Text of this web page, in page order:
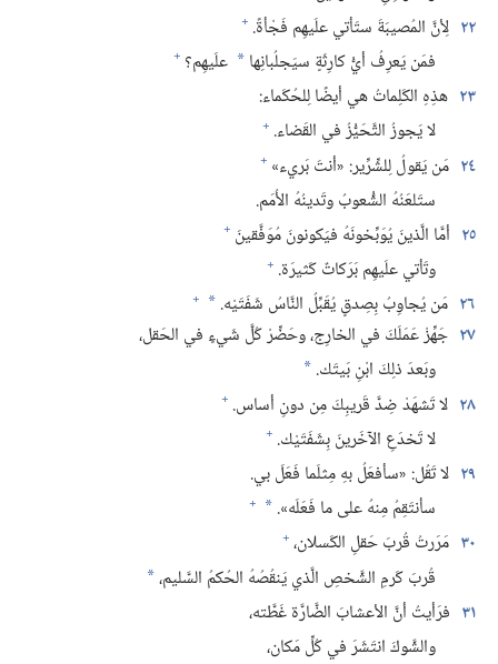
٢٢ لِأنَّ المُصيبَةَ ستَأتي علَيهِم فَجْأةً.‏ +
فمَن يَعرِفُ أيُّ كارِثَةٍ سيَجلُبانِها * علَيهِم؟‏ +
٢٣ هذِهِ الكَلِماتُ هي أيضًا لِلحُكَماء:‏
لا يَجوزُ التَّحَيُّزُ في القَضاء.‏ +
٢٤ مَن يَقولُ لِلشِّرِّير:‏ «أنتَ بَريء» +
ستَلعَنُهُ الشُّعوبُ وتَدينُهُ الأُمَم.‏
٢٥ أمَّا الَّذينَ يُوَبِّخونَهُ فيَكونونَ مُوَفَّقينَ +
وتَأتي علَيهِم بَرَكاتٌ كَثيرَة.‏ +
٢٦ مَن يُجاوِبُ بِصِدقٍ يُقَبِّلُ النَّاسُ شَفَتَيْه.‏ *
+
٢٧ جَهِّزْ عَمَلَكَ في الخارِج،‏ وحَضِّرْ كُلَّ شَيءٍ في الحَقل،‏
وبَعدَ ذلِكَ ابْنِ بَيتَك.‏ *
٢٨ لا تَشهَدْ ضِدَّ قَريبِكَ مِن دونِ أساس.‏ +
لا تَخدَعِ الآخَرينَ بِشَفَتَيْك.‏ +
٢٩ لا تَقُل:‏ «سأفعَلُ بهِ مِثلَما فَعَلَ بي.‏
سأنتَقِمُ مِنهُ على ما فَعَلَه».‏ *
+
٣٠ مَرَرتُ قُربَ حَقلِ الكَسلان،‏ +
قُربَ كَرمِ الشَّخصِ الَّذي يَنقُصُهُ الحُكمُ السَّليم،‏*
٣١ فرَأيتُ أنَّ الأعشابَ الضَّارَّة غَطَّته،‏
والشَّوكَ انتَشَرَ في كُلِّ مَكان،‏